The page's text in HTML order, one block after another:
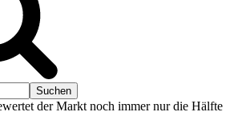
der Markt noch immer nur die Hälfte